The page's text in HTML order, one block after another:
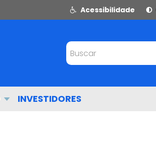
Acessibilidade
INVESTIDORES